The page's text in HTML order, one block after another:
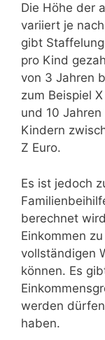
Die Höhe der
variiert je
gibt
pro Kind
von 3 Jahren
zum Beispiel
und 10
Kindern
Z Euro.
Es ist jedoch
berechnet
Einkommen
vollständigen
können. Es
werden
haben.